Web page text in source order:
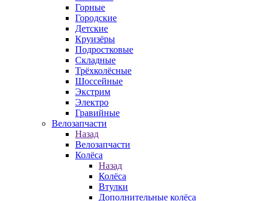
Горные
Городские
Детские
Круизёры
Подростковые
Складные
Трёхколёсные
Шоссейные
Экстрим
Электро
Гравийные
Велозапчасти
Назад
Велозапчасти
Колёса
Назад
Колёса
Втулки
Дополнительные колёса